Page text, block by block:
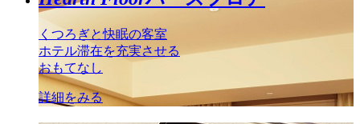
くつろぎと快眠の客室
ホテル滞在を充実させる
おもてなし
詳細をみる